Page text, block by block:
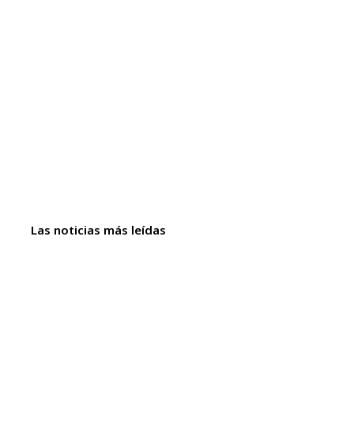
Las noticias más leídas